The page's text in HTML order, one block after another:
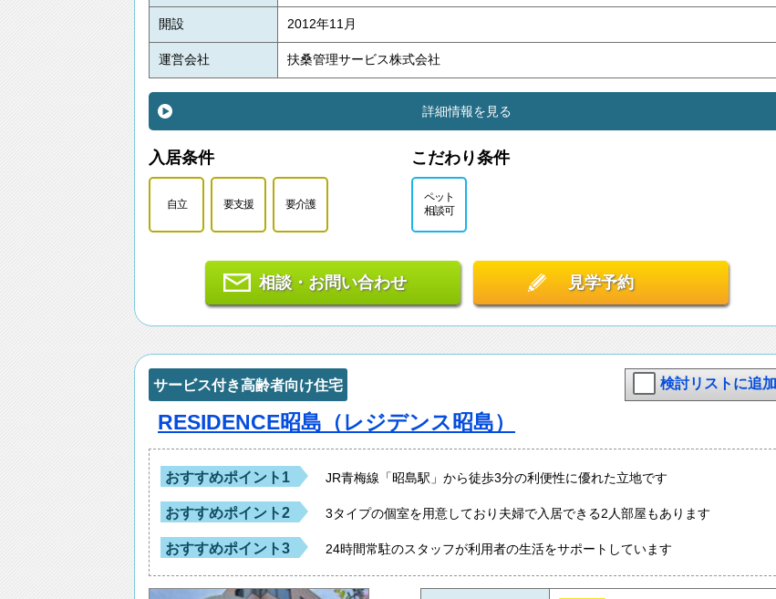
開設 2012年11月
運営会社 扶桑管理サービス株式会社
詳細情報を見る
入居条件
自立 要支援 要介護
こだわり条件
ペット
相談可
相談・お問い合わせ 見学予約
サービス付き高齢者向け住宅 検討リストに追加
RESIDENCE昭島（レジデンス昭島）
おすすめポイント1 JR青梅線「昭島駅」から徒歩3分の利便性に優れた立地です
おすすめポイント2 3タイプの個室を用意しており夫婦で入居できる2人部屋もあります
おすすめポイント3 24時間常駐のスタッフが利用者の生活をサポートしています